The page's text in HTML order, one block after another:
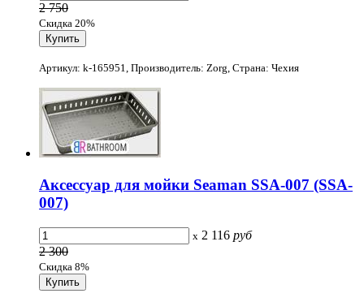
2 750
Скидка 20%
Артикул: k-165951, Производитель: Zorg, Страна: Чехия
Аксессуар для мойки Seaman SSA-007 (SSA-
007)
x 2 116 руб
2 300
Скидка 8%